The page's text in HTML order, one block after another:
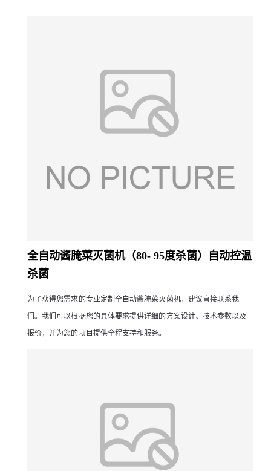
全自动酱腌菜灭菌机（80- 95度杀菌）自动控温
杀菌
为了获得您需求的专业定制全自动酱腌菜灭菌机，建议直接联系我
们。我们可以根据您的具体要求提供详细的方案设计、技术参数以及
报价，并为您的项目提供全程支持和服务。